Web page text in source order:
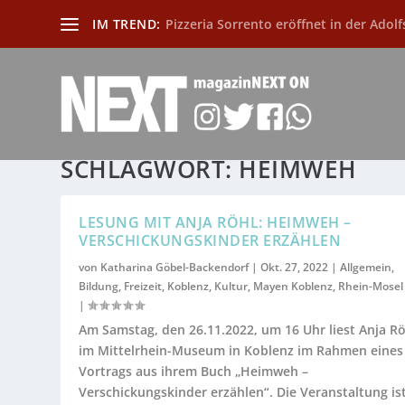
IM TREND: Pizzeria Sorrento eröffnet in der
SCHLAGWORT:HEIMWEH
LESUNG MIT ANJA RÖHL: HEIMWEH –
VERSCHICKUNGSKINDER ERZÄHLEN
von Katharina Göbel-Backendorf|Okt. 27, 2022 |Allgemein,
Bildung, Freizeit, Koblenz, Kultur, Mayen Koblenz, Rhein-Mosel
|
Am Samstag, den 26.11.2022, um 16 Uhr liest Anja
im Mittelrhein-Museum in Koblenz im Rahmen eines
Vortrags aus ihrem Buch „Heimweh –
Verschickungskinder erzählen“. Die Veranstaltung ist